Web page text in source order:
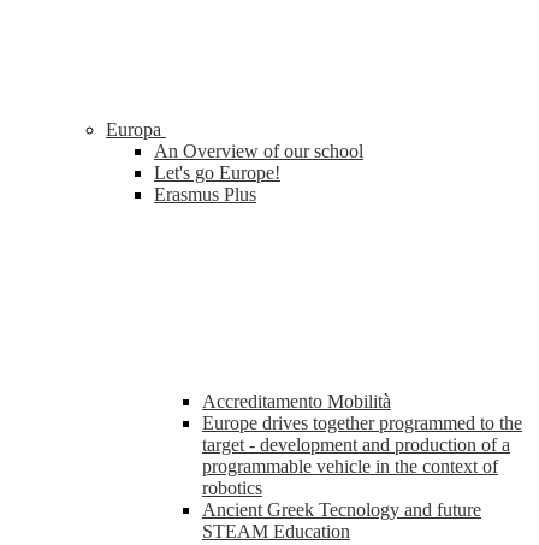
Europa
An Overview of our school
Let's go Europe!
Erasmus Plus
Accreditamento Mobilità
Europe drives together programmed to the
target - development and production of a
programmable vehicle in the context of
robotics
Ancient Greek Tecnology and future
STEAM Education